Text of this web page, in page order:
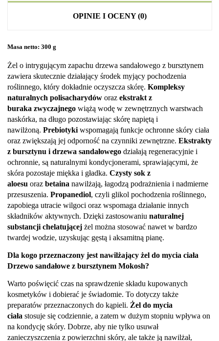
OPINIE I OCENY (0)
Masa netto: 300 g
Żel o intrygującym zapachu drzewa sandałowego z bursztynem
zawiera skutecznie działający środek myjący pochodzenia
roślinnego, który dokładnie oczyszcza skórę. Kompleksy
naturalnych polisacharydów oraz ekstrakt z
buraka zwyczajnego wiążą wodę w zewnętrznych warstwach
naskórka, na długo pozostawiając skórę napiętą i
nawilżoną. Prebiotyki wspomagają funkcje ochronne skóry ciała
oraz zwiększają jej odporność na czynniki zewnętrzne. Ekstrakty
z bursztynu i drzewa sandałowego działają regeneracyjnie i
ochronnie, są naturalnymi kondycjonerami, sprawiającymi, że
skóra pozostaje miękka i gładka. Czysty sok z
aloesu oraz betaina nawilżają, łagodzą podrażnienia i nadmierne
przesuszenia. Propanediol, czyli glikol pochodzenia roślinnego,
zapobiega utracie wilgoci oraz wspomaga działanie innych
składników aktywnych. Dzięki zastosowaniu naturalnej
substancji chelatującej żel można stosować nawet w bardzo
twardej wodzie, uzyskując gęstą i aksamitną pianę.
Dla kogo przeznaczony jest nawilżający żel do mycia ciała
Drzewo sandałowe z bursztynem Mokosh?
Warto poświęcić czas na sprawdzenie składu kupowanych
kosmetyków i dobierać je świadomie. To dotyczy także
preparatów przeznaczonych do kąpieli. Żel do mycia
ciała stosuje się codziennie, a zatem w dużym stopniu wpływa on
na kondycję skóry. Dobrze, aby nie tylko usuwał
zanieczyszczenia z powierzchni skóry, ale także ją nawilżał,